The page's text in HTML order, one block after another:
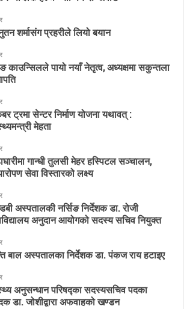
शर्मासंग प्रहरीले लियो बयान
काउन्सिलले पायो नयाँ नेतृत्व, अध्यक्षमा सकुन्तला
ट्रमा सेन्टर निर्माण योजना यथावत् :
मेहता
गान्धी तुलसी मेहर हस्पिटल सञ्चालन,
सेवा विस्तारको लक्ष्य
अस्पतालकी नर्सिङ निर्देशक डा. रोजी
अनुदान आयोगको सदस्य सचिव नियुक्त
बाल अस्पतालका निर्देशक डा. पंकज राय हटाइए
अनुसन्धान परिषद्का सदस्यसचिव पदका
डा. जोशीद्वारा अफवाहको खण्डन